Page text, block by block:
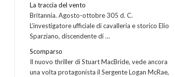
La traccia del vento
Britannia. Agosto-ottobre 305 d. C.
L’investigatore ufficiale di cavalleria e storico Elio
Sparziano, discendente di …
Scomparso
Il nuovo thriller di Stuart MacBride, vede ancora
una volta protagonista il Sergente Logan McRae,